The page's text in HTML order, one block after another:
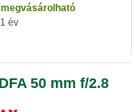
év
50 mm f/2.8